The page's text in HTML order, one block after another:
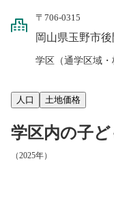
〒706-0315
岡山県玉野市後
学区（通学区域・
人口 土地価格
学区内の子
（2025年）